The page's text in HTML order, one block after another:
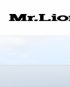
在庫車情報